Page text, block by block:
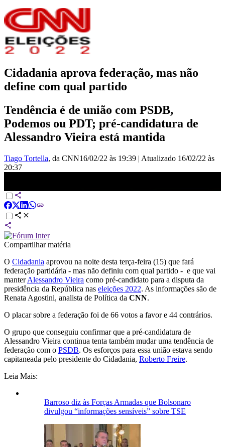
Cidadania aprova federação, mas não
define com qual partido
Tendência é de união com PSDB,
Podemos ou PDT; pré-candidatura de
Alessandro Vieira está mantida
Tiago Tortella, da CNN16/02/22 às 19:39 | Atualizado 16/02/22 às
20:37
Compartilhar matéria
O Cidadania aprovou na noite desta terça-feira (15) que fará
federação partidária - mas não definiu com qual partido - e que vai
manterAlessandro Vieira como pré-candidato para a disputa da
presidência da República nas eleições 2022. As informações são de
Renata Agostini, analista de Política da CNN.
O placar sobre a federação foi de 66 votos a favor e 44 contrários.
O grupo que conseguiu confirmar que a pré-candidatura de
Alessandro Vieira continua tenta também mudar uma tendência de
federação com o PSDB. Os esforços para essa união estava sendo
capitaneada pelo presidente do Cidadania, Roberto Freire.
Leia Mais:
Barroso diz às Forças Armadas que Bolsonaro
divulgou “informações sensíveis” sobre TSE